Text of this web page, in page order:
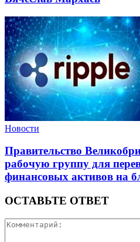
Новости
Правительство
рабочую группу для
финансовых активов на
ОСТАВЬТЕ ОТВЕТ